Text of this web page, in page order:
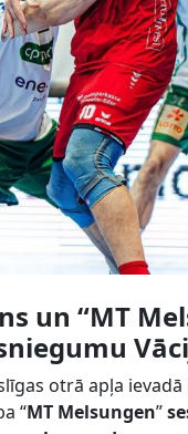
un “MT
otrā apļa ievadā
“MT Melsungen”